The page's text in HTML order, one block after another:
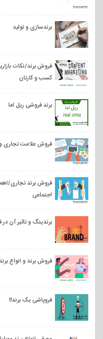
برندسازی و تولید
فروش برند/نکات
کسب و کارتان
برند فروشی ريل اما
فروش علامت تجاری و
فروش برند تجاری/
اجتماعی
برندینگ و تاثیر آن
فروش برند و انواع
فروپاشی یک برند!!